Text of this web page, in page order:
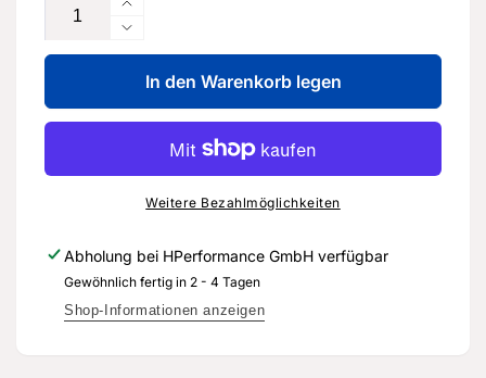
Erhöhe
die
Menge
für
2K-
Spritzspachtel
ALN
788
Original
Ersatzteil
für
Verringere
die
Menge
für
2K-
Spritzspachtel
-
ALN
-
Original
Ersatzteil
In den Warenkorb legen
Weitere Bezahlmöglichkeiten
Abholung bei HPerformance GmbH verfügbar
Gewöhnlich fertig in 2 - 4 Tagen
Shop-Informationen anzeigen